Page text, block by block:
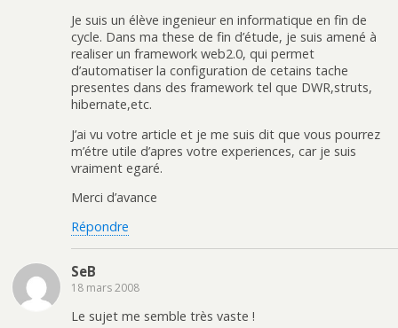
Je suis un élève ingenieur en informatique en fin de
cycle. Dans ma these de fin d’étude, je suis amené à
realiser un framework web2.0, qui permet
d’automatiser la configuration de cetains tache
presentes dans des framework tel que DWR,struts,
hibernate,etc.
J’ai vu votre article et je me suis dit que vous pourrez
m’étre utile d’apres votre experiences, car je suis
vraiment egaré.
Merci d’avance
Répondre
SeB
18 mars 2008
Le sujet me semble très vaste !